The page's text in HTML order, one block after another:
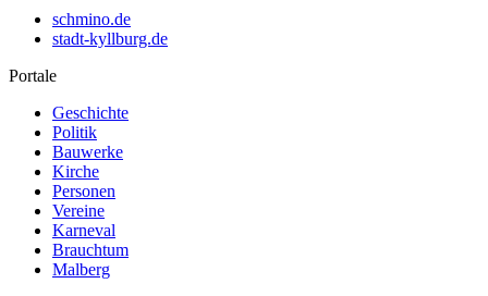
schmino.de
stadt-kyllburg.de
Portale
Geschichte
Politik
Bauwerke
Kirche
Personen
Vereine
Karneval
Brauchtum
Malberg